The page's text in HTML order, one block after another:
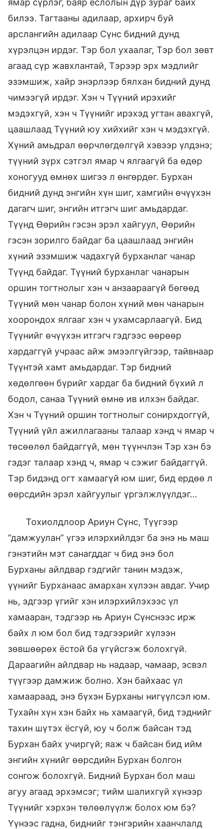
билээ. Тагтааны адилаар, архирч буй
арслангийн адилаар Сүнс бидний дунд
хүрэлцэн ирдэг. Тэр бол ухаалаг, Тэр бол зөвт
агаад сүр жавхлантай, Тэрээр эрх мэдлийг
эзэмшиж, хайр энэрлээр бялхан бидний дунд
чимээгүй ирдэг. Хэн ч Түүний ирэхийг
мэдэхгүй, хэн ч Түүнийг ирэхэд угтан авахгүй,
цаашлаад Түүний юу хийхийг хэн ч мэдэхгүй.
Хүний амьдрал өөрчлөгдөлгүй хэвээр үлдэнэ;
түүний зүрх сэтгэл ямар ч ялгаагүй ба өдөр
хоногууд өмнөх шигээ л өнгөрдөг. Бурхан
бидний дунд энгийн хүн шиг, хамгийн өчүүхэн
дагагч шиг, энгийн итгэгч шиг амьдардаг.
Түүнд Өөрийн гэсэн эрэл хайгуул, Өөрийн
гэсэн зорилго байдаг ба цаашлаад энгийн
хүний эзэмшиж чадахгүй бурханлаг чанар
Түүнд байдаг. Түүний бурханлаг чанарын
оршин тогтнолыг хэн ч анзаараагүй бөгөөд
Түүний мөн чанар болон хүний мөн чанарын
хоорондох ялгааг хэн ч ухамсарлаагүй. Бид
Түүнийг өчүүхэн итгэгч гэдгээс өөрөөр
хардаггүй учраас айж эмээлгүйгээр, тайвнаар
Түүнтэй хамт амьдардаг. Тэр бидний
хөдөлгөөн бүрийг хардаг ба бидний бүхий л
бодол, санаа Түүний өмнө ив илхэн байдаг.
Хэн ч Түүний оршин тогтнолыг сонирхдоггүй,
Түүний үйл ажиллагааны талаар хэнд ч ямар ч
төсөөлөл байдаггүй, мөн түүнчлэн Тэр хэн бэ
гэдэг талаар хэнд ч, ямар ч сэжиг байдаггүй.
Тэр бидэнд огт хамаагүй юм шиг, бид ердөө л
өөрсдийн эрэл хайгуулыг үргэлжлүүлдэг…
Тохиолдлоор Ариун Сүнс, Түүгээр
“дамжуулан” үгээ илэрхийлдэг ба энэ нь маш
гэнэтийн мэт санагддаг ч бид энэ бол
Бурханы айлдвар гэдгийг танин мэдэж,
үүнийг Бурханаас амархан хүлээн авдаг. Учир
нь, эдгээр үгийг хэн илэрхийлэхээс үл
хамааран, тэдгээр нь Ариун Сүнснээс ирж
байх л юм бол бид тэдгээрийг хүлээн
зөвшөөрөх ёстой ба үгүйсгэж болохгүй.
Дараагийн айлдвар нь надаар, чамаар, эсвэл
түүгээр дамжиж болно. Хэн байхаас үл
хамаараад, энэ бүхэн Бурханы нигүүлсэл юм.
Тухайн хүн хэн байх нь хамаагүй, бид тэднийг
тахин шүтэх ёсгүй, юу ч болж байсан тэд
Бурхан байх учиргүй; яаж ч байсан бид ийм
энгийн хүнийг өөрсдийн Бурхан болгон
сонгож болохгүй. Бидний Бурхан бол маш
агуу агаад эрхэмсэг; тийм шалихгүй хүнээр
Түүнийг хэрхэн төлөөлүүлж болох юм бэ?
Үүнээс гадна, биднийг тэнгэрийн хаанчлалд